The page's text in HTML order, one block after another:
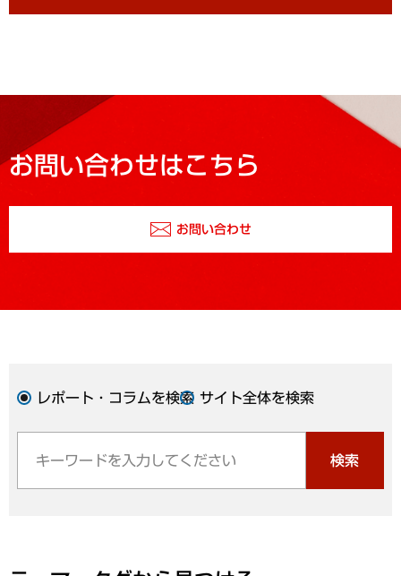
お問い合わせはこちら
お問い合わせ
レポート・コラムを検索 サイト全体を検索
検索